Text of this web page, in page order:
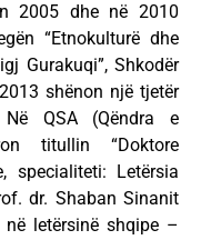
2005 dhe në 2010
“Etnokulturë dhe
Gurakuqi”, Shkodër
shënon një tjetër
QSA (Qëndra e
titullin “Doktore
specialiteti: Letërsia
dr. Shaban Sinanit
letërsinë shqipe –